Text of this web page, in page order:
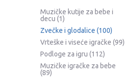
Muzičke kutije za bebe i
decu (1)
Zvečke i glodalice (100)
Vrteške i viseće igračke (99)
Podloge za igru (112)
Muzičke igračke za bebe
(89)